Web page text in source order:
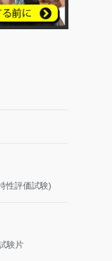
性評価試験)
験片